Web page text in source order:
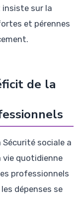
insiste sur la
et pérennes
de la
sociale a
vie quotidienne
professionnels
dépenses se